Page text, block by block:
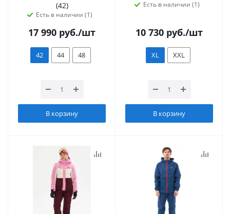
(42)
Есть в наличии (1)
17 990 руб./шт
42 44 48
В корзину
Есть в наличии (1)
10 730 руб./шт
XL XXL
В корзину